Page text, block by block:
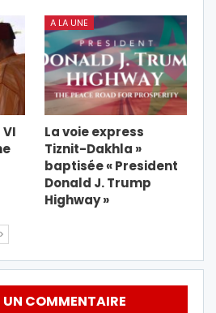
A LA UNE
La voie express
Tiznit-Dakhla »
baptisée « President
Donald J. Trump
Highway »
UN COMMENTAIRE